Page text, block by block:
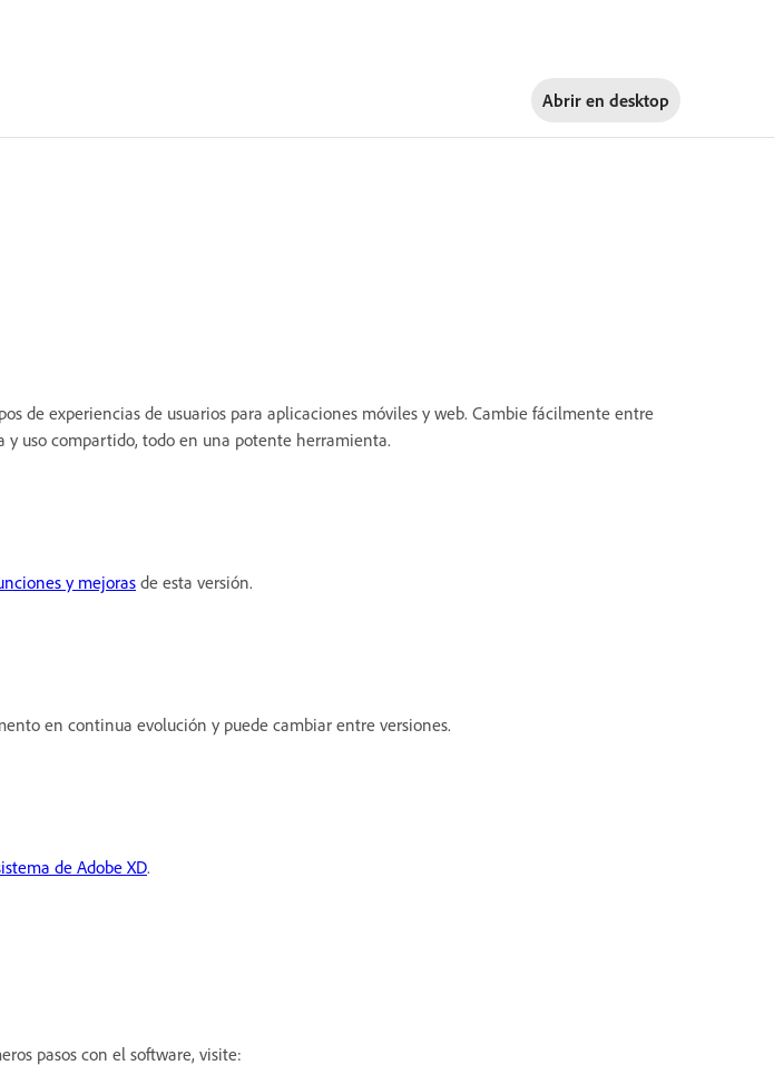
Abrir en desktop
de experiencias de usuarios para aplicaciones móviles y web. Cambie fácilmente entre
y uso compartido, todo en una potente herramienta.
y mejorasde esta versión.
en continua evolución y puede cambiar entre versiones.
de Adobe XD.
pasos con el software, visite: